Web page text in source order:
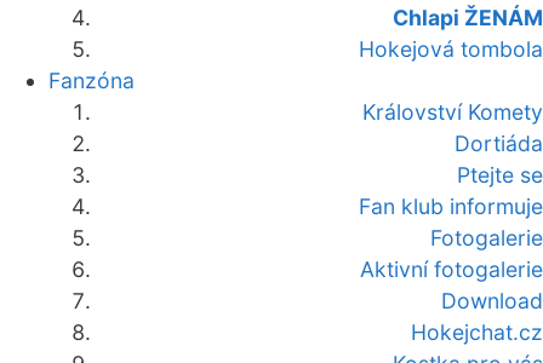
Chlapi ŽENÁM
Hokejová tombola
Fanzóna
Království Komety
Dortiáda
Ptejte se
Fan klub informuje
Fotogalerie
Aktivní fotogalerie
Download
Hokejchat.cz